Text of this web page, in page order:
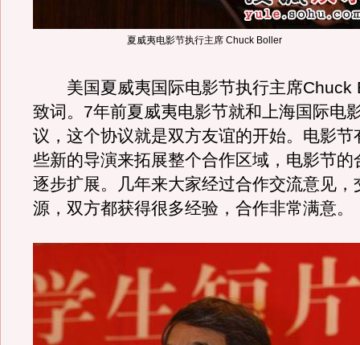
夏威夷电影节执行主席 Chuck Boller
美国夏威夷国际电影节执行主席Chuck
致词。7年前夏威夷电影节就和上海国际电
议，这个协议就是双方友谊的开始。电影节
些新的导演来拓展整个合作区域，电影节的
逐步扩展。几年来大家经过合作交流意见，
源，双方都获得很多经验，合作非常满意。